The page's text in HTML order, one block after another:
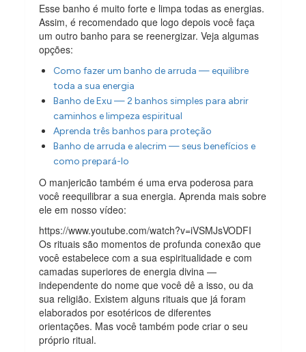
Esse banho é muito forte e limpa todas as energias.
Assim, é recomendado que logo depois você faça
um outro banho para se reenergizar. Veja algumas
opções:
Como fazer um banho de arruda — equilibre
toda a sua energia
Banho de Exu — 2 banhos simples para abrir
caminhos e limpeza espiritual
Aprenda três banhos para proteção
Banho de arruda e alecrim — seus benefícios e
como prepará-lo
O manjericão também é uma erva poderosa para
você reequilibrar a sua energia. Aprenda mais sobre
ele em nosso vídeo:
https://www.youtube.com/watch?v=iVSMJsVODFI
Os rituais são momentos de profunda conexão que
você estabelece com a sua espiritualidade e com
camadas superiores de energia divina —
independente do nome que você dê a isso, ou da
sua religião. Existem alguns rituais que já foram
elaborados por esotéricos de diferentes
orientações. Mas você também pode criar o seu
próprio ritual.